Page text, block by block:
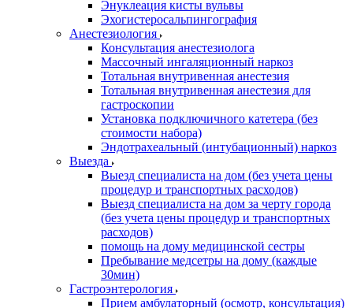
Энуклеация кисты вульвы
Эхогистеросальпингография
Анестезиология
Консультация анестезиолога
Массочный ингаляционный наркоз
Тотальная внутривенная анестезия
Тотальная внутривенная анестезия для
гастроскопии
Установка подключичного катетера (без
стоимости набора)
Эндотрахеальный (интубационный) наркоз
Выезда
Выезд специалиста на дом (без учета цены
процедур и транспортных расходов)
Выезд специалиста на дом за черту города
(без учета цены процедур и транспортных
расходов)
помощь на дому медицинской сестры
Пребывание медсетры на дому (каждые
30мин)
Гастроэнтерология
Прием амбулаторный (осмотр, консультация)